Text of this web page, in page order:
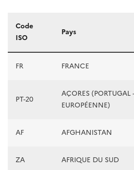
Liste des pays
Code
ISO
Pays
FR FRANCE
PT-20
AÇORES
EUROPÉENNE)
AF AFGHANISTAN
ZA AFRIQUE DU SUD